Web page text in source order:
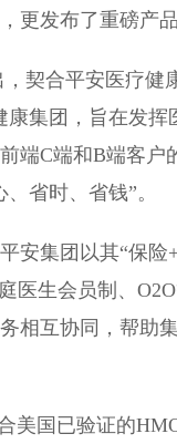
更发布了重磅
契合平安医疗健
集团，旨在发
端C端和B端客
省时、省钱”。
安集团以其“保
医生会员制、
相互协同，帮助
美国已验证的